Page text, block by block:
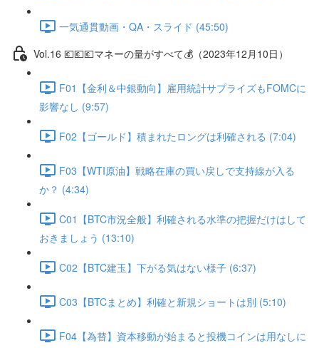
一気通貫動画・QA・スライド (45:50)
Vol.16 💶💶💶マネーの量がすべて💰（2023年12月10日）
F01【金利＆中銀動向】雇用統計サプライズもFOMCに
影響なし (9:57)
F02【ゴールド】積まれたロングは利確される (7:04)
F03【WTI原油】戦略在庫の買い戻しで支持線が入る
か？ (4:34)
C01【BTC市況全般】利確される水準の把握だけはして
おきましょう (13:10)
C02【BTC建玉】下がる気はない様子 (6:37)
C03【BTCまとめ】利確と新規ショートは別 (5:10)
F04【為替】資本移動が始まると投機コインは用なしに